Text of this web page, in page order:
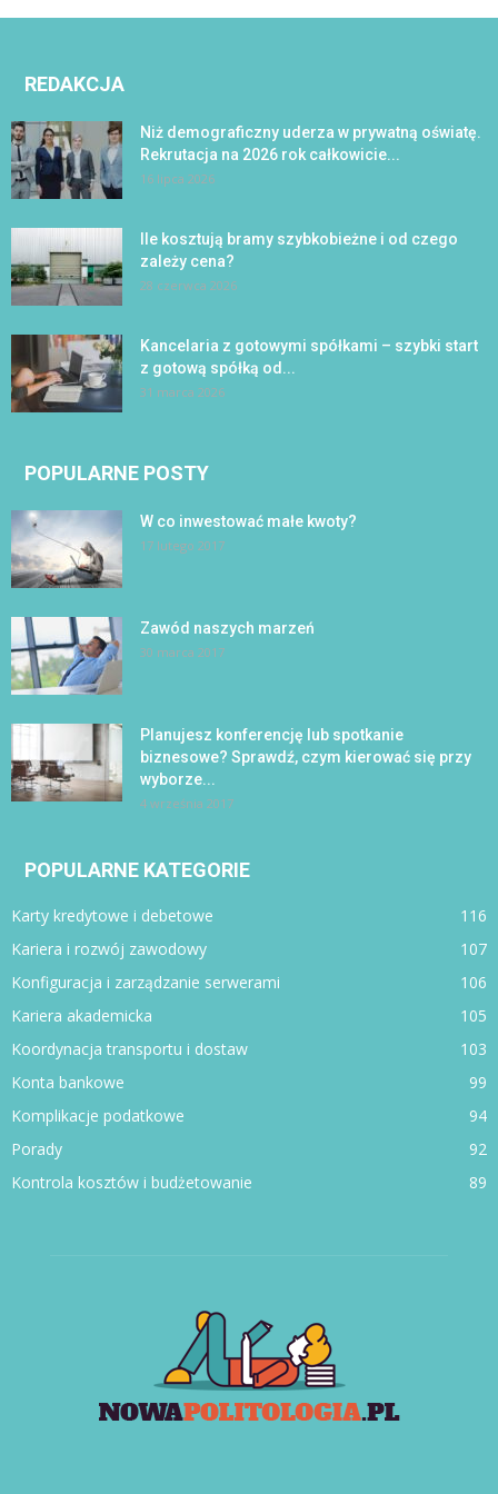
REDAKCJA
Niż demograficzny uderza w prywatną oświatę.
Rekrutacja na 2026 rok całkowicie...
16 lipca 2026
Ile kosztują bramy szybkobieżne i od czego
zależy cena?
28 czerwca 2026
Kancelaria z gotowymi spółkami – szybki start
z gotową spółką od...
31 marca 2026
POPULARNE POSTY
W co inwestować małe kwoty?
17 lutego 2017
Zawód naszych marzeń
30 marca 2017
Planujesz konferencję lub spotkanie
biznesowe? Sprawdź, czym kierować się przy
wyborze...
4 września 2017
POPULARNE KATEGORIE
Karty kredytowe i debetowe
116
Kariera i rozwój zawodowy
107
Konfiguracja i zarządzanie serwerami
106
Kariera akademicka
105
Koordynacja transportu i dostaw
103
Konta bankowe
99
Komplikacje podatkowe
94
Porady
92
Kontrola kosztów i budżetowanie
89